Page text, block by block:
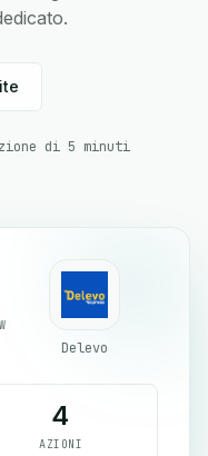
di 5 minuti
Delevo
4
AZIONI